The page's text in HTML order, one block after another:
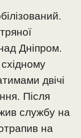
Дніпром.
двічі
Після
службу на
на